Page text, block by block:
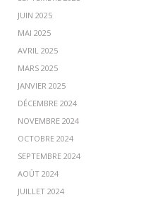
JUIN 2025
MAI 2025
AVRIL 2025
MARS 2025
JANVIER 2025
DÉCEMBRE 2024
NOVEMBRE 2024
OCTOBRE 2024
SEPTEMBRE 2024
AOÛT 2024
JUILLET 2024